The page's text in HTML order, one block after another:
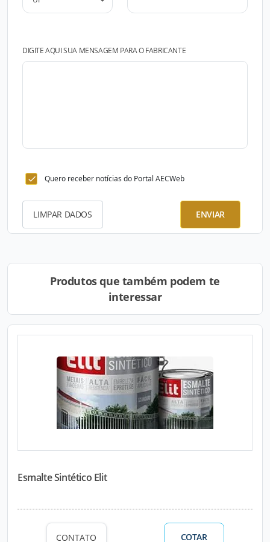
DIGITE AQUI SUA MENSAGEM PARA O FABRICANTE
Quero receber notícias do Portal AECWeb
LIMPAR DADOS ENVIAR
Produtos que também podem te
interessar
Esmalte Sintético Elit
CONTATO COTAR